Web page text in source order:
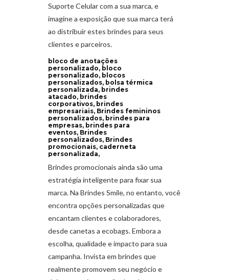
Suporte Celular com a sua marca, e
imagine a exposição que sua marca terá
ao distribuir estes brindes para seus
clientes e parceiros.
bloco de anotações
personalizado, bloco
personalizado, blocos
personalizados, bolsa térmica
personalizada, brindes
atacado, brindes
corporativos, brindes
empresariais, Brindes femininos
personalizados, brindes para
empresas, brindes para
eventos, Brindes
personalizados, Brindes
promocionais, caderneta
personalizada,
Brindes promocionais ainda são uma
estratégia inteligente para fixar sua
marca. Na Brindes Smile, no entanto, você
encontra opções personalizadas que
encantam clientes e colaboradores,
desde canetas a ecobags. Embora a
escolha, qualidade e impacto para sua
campanha. Invista em brindes que
realmente promovem seu negócio e